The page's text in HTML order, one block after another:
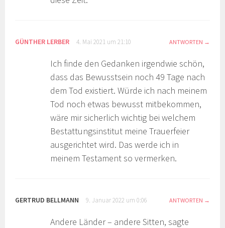
GÜNTHER LERBER 4. Mai 2021 um 21:10 ANTWORTEN
Ich finde den Gedanken irgendwie schön,
dass das Bewusstsein noch 49 Tage nach
dem Tod existiert. Würde ich nach meinem
Tod noch etwas bewusst mitbekommen,
wäre mir sicherlich wichtig bei welchem
Bestattungsinstitut meine Trauerfeier
ausgerichtet wird. Das werde ich in
meinem Testament so vermerken.
GERTRUD BELLMANN 9. Januar 2022 um 0:06 ANTWORTEN
Andere Länder – andere Sitten, sagte